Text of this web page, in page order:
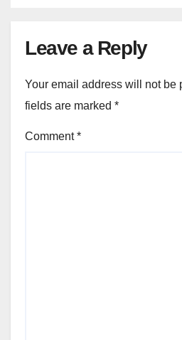
Leave a Reply
Your email address will not be
fields are marked *
Comment*